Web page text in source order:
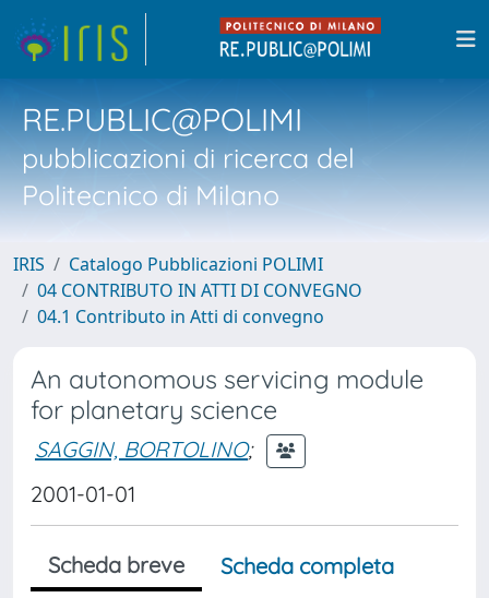
RE.PUBLIC@POLIMI
pubblicazioni di ricerca del
Politecnico di Milano
IRIS
Catalogo Pubblicazioni POLIMI
04 CONTRIBUTO IN ATTI DI CONVEGNO
04.1 Contributo in Atti di convegno
An autonomous servicing module
for planetary science
SAGGIN, BORTOLINO;
2001-01-01
Scheda breve
Scheda completa